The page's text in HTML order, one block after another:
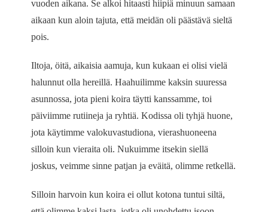
vuoden aikana. Se alkoi hitaasti hiipiä minuun samaan
aikaan kun aloin tajuta, että meidän oli päästävä sieltä
pois.
Iltoja, öitä, aikaisia aamuja, kun kukaan ei olisi vielä
halunnut olla hereillä. Haahuilimme kaksin suuressa
asunnossa, jota pieni koira täytti kanssamme, toi
päiviimme rutiineja ja ryhtiä. Kodissa oli tyhjä huone,
jota käytimme valokuvastudiona, vierashuoneena
silloin kun vieraita oli. Nukuimme itsekin siellä
joskus, veimme sinne patjan ja eväitä, olimme retkellä.
Silloin harvoin kun koira ei ollut kotona tuntui siltä,